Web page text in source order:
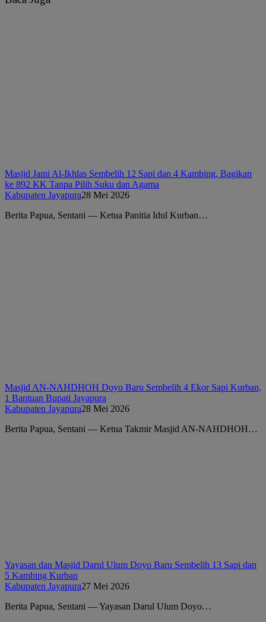
Masjid Jami Al-Ikhlas Sembelih 12 Sapi dan 4 Kambing, Bagikan
ke 892 KK Tanpa Pilih Suku dan Agama
Kabupaten Jayapura28 Mei 2026
Berita Papua, Sentani — Ketua Panitia Idul Kurban…
Masjid AN-NAHDHOH Doyo Baru Sembelih 4 Ekor Sapi Kurban,
1 Bantuan Bupati Jayapura
Kabupaten Jayapura28 Mei 2026
Berita Papua, Sentani — Ketua Takmir Masjid AN-NAHDHOH…
Yayasan dan Masjid Darul Ulum Doyo Baru Sembelih 13 Sapi dan
5 Kambing Kurban
Kabupaten Jayapura27 Mei 2026
Berita Papua, Sentani — Yayasan Darul Ulum Doyo…